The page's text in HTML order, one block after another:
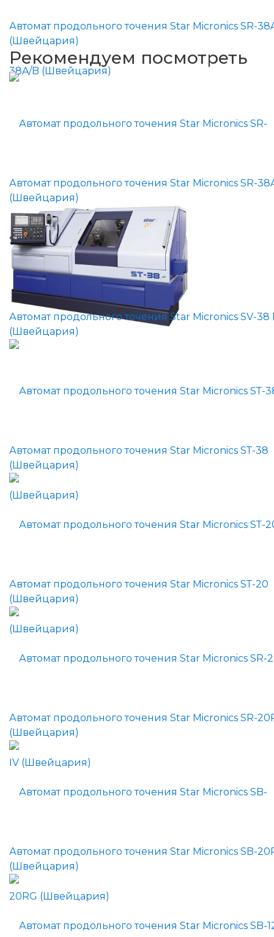
Автомат продольного точения Star Micronics SR-
(Швейцария)
Рекомендуем посмотреть
Автомат продольного точения Star Micronics SR-
(Швейцария)
Автомат продольного точения Star Micronics SV-38
(Швейцария)
Автомат продольного точения Star Micronics SТ-38
(Швейцария)
Автомат продольного точения Star Micronics SТ-20
(Швейцария)
Автомат продольного точения Star Micronics SR-
(Швейцария)
Автомат продольного точения Star Micronics SB-
(Швейцария)